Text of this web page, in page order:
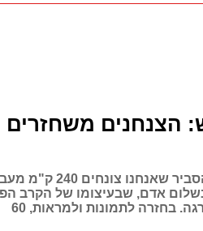
הצנחנים משחזרים
"רפול פרס את המפה של סיני והסביר שאנחנו צונחים
אדם, שבעיצומו של הקרב
למ"פ, לאחר ששדרת הפיקוד נהרגה. בחזרה לתמונות ולמראות, 60